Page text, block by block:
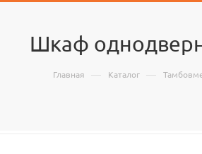
Шкаф
Главная — Каталог —